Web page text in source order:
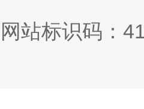
网站标识码：